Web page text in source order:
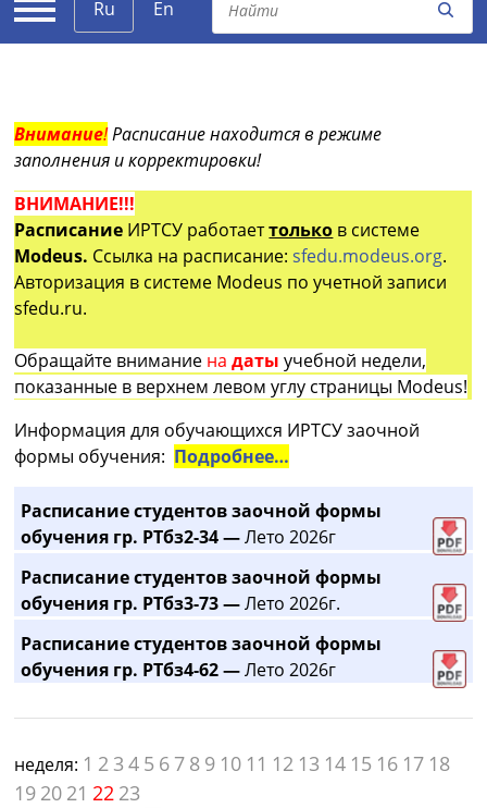
Ru
En
Внимание!Расписание находится в режиме
заполнения и корректировки!
ВНИМАНИЕ!!!
Расписание ИРТСУ работаеттолько в системе
Modeus. Ссылка на расписание:sfedu.modeus.org.
Авторизация в системе Modeus по учетной записи
sfedu.ru.
Обращайте внимание на датыучебной недели,
показанные в верхнем левом углу страницы Modeus!
Информация для обучающихся ИРТСУ заочной
формы обучения: Подробнее…
Расписание студентов заочной формы
обучения гр. РТбз2-34 —Лето 2026г
Расписание студентов заочной формы
обучения гр. РТбз3-73 —Лето 2026г.
Расписание студентов заочной формы
обучения гр. РТбз4-62 —Лето 2026г
неделя: 1 2 3 4 5 6 7 8 9 10 11 12 13 14 15 16 17 18
19 20 21 22 23